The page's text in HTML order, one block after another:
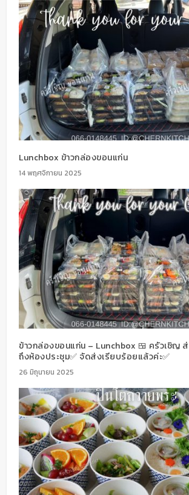
Lunchbox ข้าวกล่องขอนแก่น
14 พฤศจิกายน 2025
ข้าวกล่องขอนแก่น – Lunchbox 🍱 ครัวเชิญ
ถึงห้องประชุม✅ จัดส่งเรียบร้อยแล้วค่ะ✅
26 มิถุนายน 2025